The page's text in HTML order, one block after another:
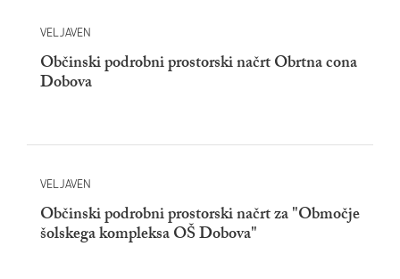
VELJAVEN
Občinski podrobni prostorski načrt Obrtna cona
Dobova
VELJAVEN
Občinski podrobni prostorski načrt za "Območje
šolskega kompleksa OŠ Dobova"